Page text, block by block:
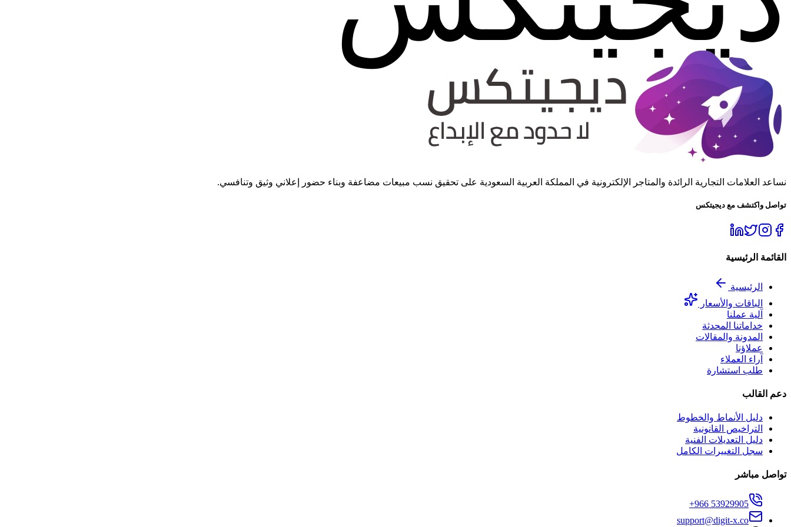
نساعد العلامات التجارية الرائدة والمتاجر الإلكترونية في المملكة العربية السعودية على تحقيق نسب مبيعات مضاعفة وبناء حضور إعلاني وثيق وتنافسي.
تواصل واكتشف مع ديجيتكس
القائمة الرئيسية
الرئيسية
الباقات والأسعار
آلية عملنا
خداماتنا المحدثة
المدونة والمقالات
عملاؤنا
آراء العملاء
طلب استشارة
دعم القالب
دليل الأنماط والخطوط
التراخيص القانونية
دليل التعديلات الفنية
سجل التغييرات الكامل
تواصل مباشر
+966 53929905
support@digit-x.co